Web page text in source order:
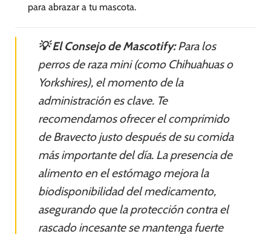
para abrazar a tu mascota.
💡 El Consejo de Mascotify:Para los
perros de raza mini (como Chihuahuas o
Yorkshires), el momento de la
administración es clave. Te
recomendamos ofrecer el comprimido
de Bravecto justo después de su comida
más importante del día. La presencia de
alimento en el estómago mejora la
biodisponibilidad del medicamento,
asegurando que la protección contra el
rascado incesante se mantenga fuerte